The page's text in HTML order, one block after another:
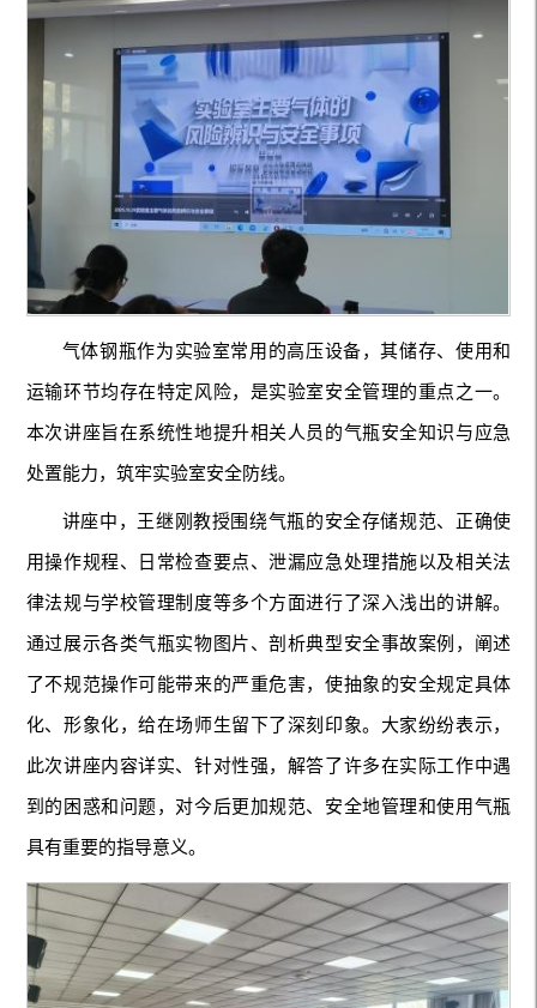
气体钢瓶作为实验室常用的高压设备，其储存、使用和
运输环节均存在特定风险，是实验室安全管理的重点之一。
本次讲座旨在系统性地提升相关人员的气瓶安全知识与应急
处置能力，筑牢实验室安全防线。
讲座中，王继刚教授围绕气瓶的安全存储规范、正确使
用操作规程、日常检查要点、泄漏应急处理措施以及相关法
律法规与学校管理制度等多个方面进行了深入浅出的讲解。
通过展示各类气瓶实物图片、剖析典型安全事故案例，阐述
了不规范操作可能带来的严重危害，使抽象的安全规定具体
化、形象化，给在场师生留下了深刻印象。大家纷纷表示，
此次讲座内容详实、针对性强，解答了许多在实际工作中遇
到的困惑和问题，对今后更加规范、安全地管理和使用气瓶
具有重要的指导意义。